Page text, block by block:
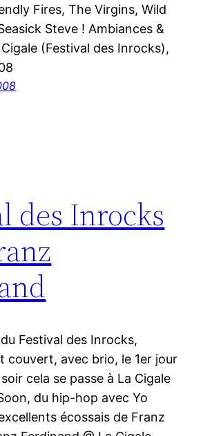
Fires, The Virgins, Wild
Steve ! Ambiances &
(Festival des Inrocks),
des Inrocks
Festival des Inrocks,
couvert, avec brio, le 1er jour
cela se passe à La Cigale
du hip-hop avec Yo
écossais de Franz